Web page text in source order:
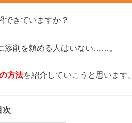
できていますか？
添削を頼める人はいない……。
方法を紹介していこうと思います。
次